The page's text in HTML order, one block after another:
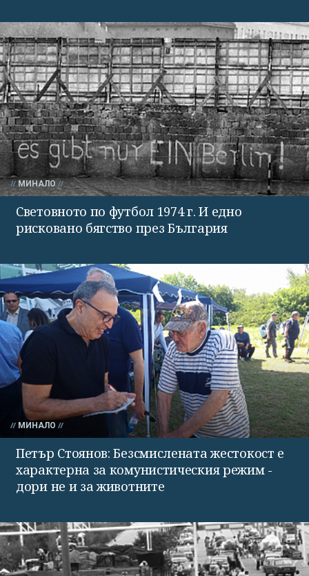
МИНАЛО
Световното по футбол 1974 г. И едно
рисковано бягство през България
МИНАЛО
Петър Стоянов: Безсмислената жестокост е
характерна за комунистическия режим -
дори не и за животните